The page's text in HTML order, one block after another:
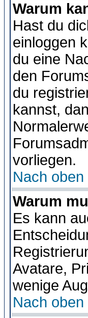
Warum
Hast du
einloggen
du eine
den
du
kannst,
vorliegen.
Nach oben
Warum
Es kann
Avatare,
wenige
Nach oben